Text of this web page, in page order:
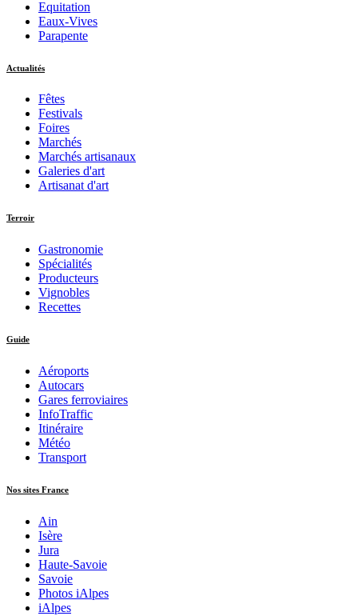
Equitation
Eaux-Vives
Parapente
Actualités
Fêtes
Festivals
Foires
Marchés
Marchés artisanaux
Galeries d'art
Artisanat d'art
Terroir
Gastronomie
Spécialités
Producteurs
Vignobles
Recettes
Guide
Aéroports
Autocars
Gares ferroviaires
InfoTraffic
Itinéraire
Météo
Transport
Nos sites France
Ain
Isère
Jura
Haute-Savoie
Savoie
Photos iAlpes
iAlpes